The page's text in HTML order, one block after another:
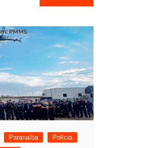
Paranaíba
Polícia